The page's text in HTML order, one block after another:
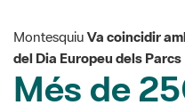
Més de
inauguren